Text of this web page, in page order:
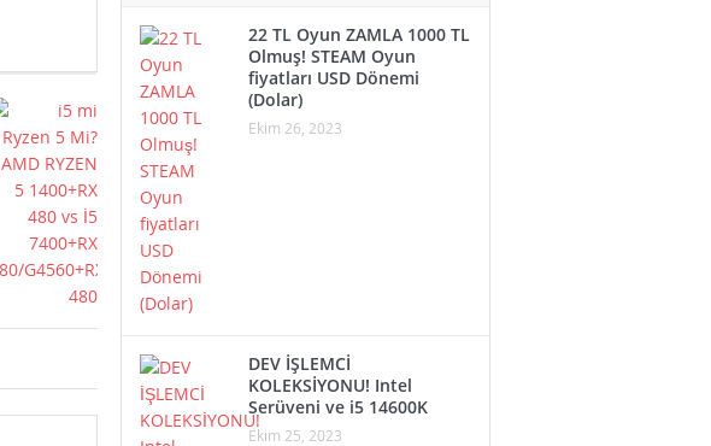
22 TL Oyun ZAMLA 1000 TL
Olmuş! STEAM Oyun
fiyatları USD Dönemi
(Dolar)
Ekim 26, 2023
DEV İŞLEMCİ
KOLEKSİYONU! Intel
Serüveni ve i5 14600K
Ekim 25, 2023